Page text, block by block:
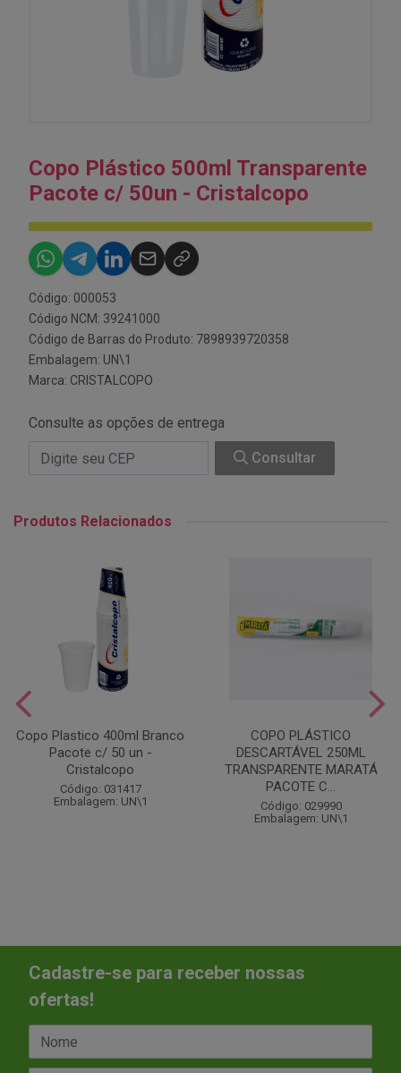
Copo Plástico 500ml Transparente
Pacote c/ 50un - Cristalcopo
Código: 000053
Código NCM: 39241000
Código de Barras do Produto: 7898939720358
Embalagem: UN\1
Marca: CRISTALCOPO
Consulte as opções de entrega
Consultar
Produtos Relacionados
Copo Plastico 400ml Branco
Pacote c/ 50 un -
Cristalcopo
Código: 031417
Embalagem: UN\1
COPO PLÁSTICO
DESCARTÁVEL 250ML
TRANSPARENTE MARATÁ
PACOTE C...
Código: 029990
Embalagem: UN\1
Cadastre-se para receber nossas
ofertas!